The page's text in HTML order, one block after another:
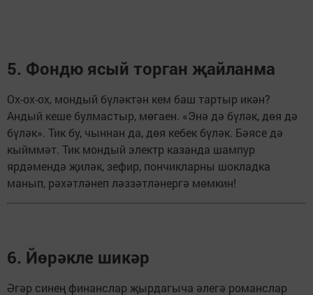
5. Фондю ясый торган җайланма
Ох-ох-ох, мондый бүләктән кем баш тартыр икән?
Андый кеше булмастыр, мөгаен. «Энә дә бүләк, дөя дә
бүләк». Тик бу, чыннан да, дөя кебек бүләк. Бәясе дә
кыйммәт. Тик мондый электр казанда шампур
ярдәмендә җиләк, зефир, пончикларны шокладка
манып, рәхәтләнеп ләззәтләнергә мөмкин!
6. Йөрәкле шикәр
Әгәр синең финанслар җырдагыча әлегә романслар